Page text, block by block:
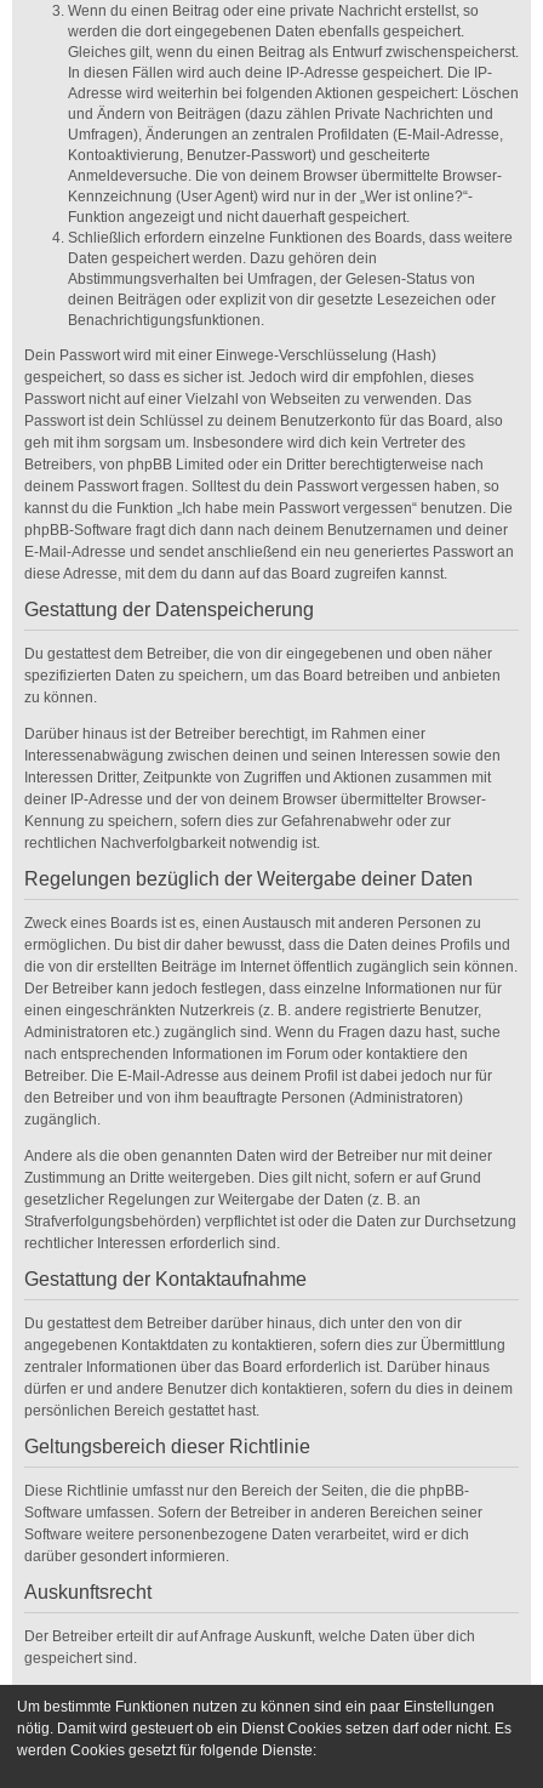
Wenn du einen Beitrag oder eine private Nachricht erstellst, so
werden die dort eingegebenen Daten ebenfalls gespeichert.
Gleiches gilt, wenn du einen Beitrag als Entwurf zwischenspeicherst.
In diesen Fällen wird auch deine IP-Adresse gespeichert. Die IP-
Adresse wird weiterhin bei folgenden Aktionen gespeichert: Löschen
und Ändern von Beiträgen (dazu zählen Private Nachrichten und
Umfragen), Änderungen an zentralen Profildaten (E-Mail-Adresse,
Kontoaktivierung, Benutzer-Passwort) und gescheiterte
Anmeldeversuche. Die von deinem Browser übermittelte Browser-
Kennzeichnung (User Agent) wird nur in der „Wer ist online?“-
Funktion angezeigt und nicht dauerhaft gespeichert.
Schließlich erfordern einzelne Funktionen des Boards, dass weitere
Daten gespeichert werden. Dazu gehören dein
Abstimmungsverhalten bei Umfragen, der Gelesen-Status von
deinen Beiträgen oder explizit von dir gesetzte Lesezeichen oder
Benachrichtigungsfunktionen.
Dein Passwort wird mit einer Einwege-Verschlüsselung (Hash)
gespeichert, so dass es sicher ist. Jedoch wird dir empfohlen, dieses
Passwort nicht auf einer Vielzahl von Webseiten zu verwenden. Das
Passwort ist dein Schlüssel zu deinem Benutzerkonto für das Board, also
geh mit ihm sorgsam um. Insbesondere wird dich kein Vertreter des
Betreibers, von phpBB Limited oder ein Dritter berechtigterweise nach
deinem Passwort fragen. Solltest du dein Passwort vergessen haben, so
kannst du die Funktion „Ich habe mein Passwort vergessen“ benutzen. Die
phpBB-Software fragt dich dann nach deinem Benutzernamen und deiner
E-Mail-Adresse und sendet anschließend ein neu generiertes Passwort an
diese Adresse, mit dem du dann auf das Board zugreifen kannst.
Gestattung der Datenspeicherung
Du gestattest dem Betreiber, die von dir eingegebenen und oben näher
spezifizierten Daten zu speichern, um das Board betreiben und anbieten
zu können.
Darüber hinaus ist der Betreiber berechtigt, im Rahmen einer
Interessenabwägung zwischen deinen und seinen Interessen sowie den
Interessen Dritter, Zeitpunkte von Zugriffen und Aktionen zusammen mit
deiner IP-Adresse und der von deinem Browser übermittelter Browser-
Kennung zu speichern, sofern dies zur Gefahrenabwehr oder zur
rechtlichen Nachverfolgbarkeit notwendig ist.
Regelungen bezüglich der Weitergabe deiner Daten
Zweck eines Boards ist es, einen Austausch mit anderen Personen zu
ermöglichen. Du bist dir daher bewusst, dass die Daten deines Profils und
die von dir erstellten Beiträge im Internet öffentlich zugänglich sein können.
Der Betreiber kann jedoch festlegen, dass einzelne Informationen nur für
einen eingeschränkten Nutzerkreis (z. B. andere registrierte Benutzer,
Administratoren etc.) zugänglich sind. Wenn du Fragen dazu hast, suche
nach entsprechenden Informationen im Forum oder kontaktiere den
Betreiber. Die E-Mail-Adresse aus deinem Profil ist dabei jedoch nur für
den Betreiber und von ihm beauftragte Personen (Administratoren)
zugänglich.
Andere als die oben genannten Daten wird der Betreiber nur mit deiner
Zustimmung an Dritte weitergeben. Dies gilt nicht, sofern er auf Grund
gesetzlicher Regelungen zur Weitergabe der Daten (z. B. an
Strafverfolgungsbehörden) verpflichtet ist oder die Daten zur Durchsetzung
rechtlicher Interessen erforderlich sind.
Gestattung der Kontaktaufnahme
Du gestattest dem Betreiber darüber hinaus, dich unter den von dir
angegebenen Kontaktdaten zu kontaktieren, sofern dies zur Übermittlung
zentraler Informationen über das Board erforderlich ist. Darüber hinaus
dürfen er und andere Benutzer dich kontaktieren, sofern du dies in deinem
persönlichen Bereich gestattet hast.
Geltungsbereich dieser Richtlinie
Diese Richtlinie umfasst nur den Bereich der Seiten, die die phpBB-
Software umfassen. Sofern der Betreiber in anderen Bereichen seiner
Software weitere personenbezogene Daten verarbeitet, wird er dich
darüber gesondert informieren.
Auskunftsrecht
Der Betreiber erteilt dir auf Anfrage Auskunft, welche Daten über dich
gespeichert sind.
Kontaktiere hierzu bitte den Betreiber.
Um bestimmte Funktionen nutzen zu können sind ein paar Einstellungen
nötig. Damit wird gesteuert ob ein Dienst Cookies setzen darf oder nicht. Es
werden Cookies gesetzt für folgende Dienste: